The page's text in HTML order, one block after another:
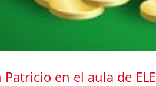
en el aula de ELE